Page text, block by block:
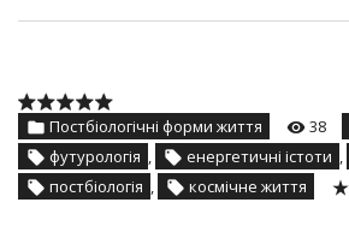
Постбіологічні форми життя 38
футурологія , енергетичні істоти ,
постбіологія , космічне життя